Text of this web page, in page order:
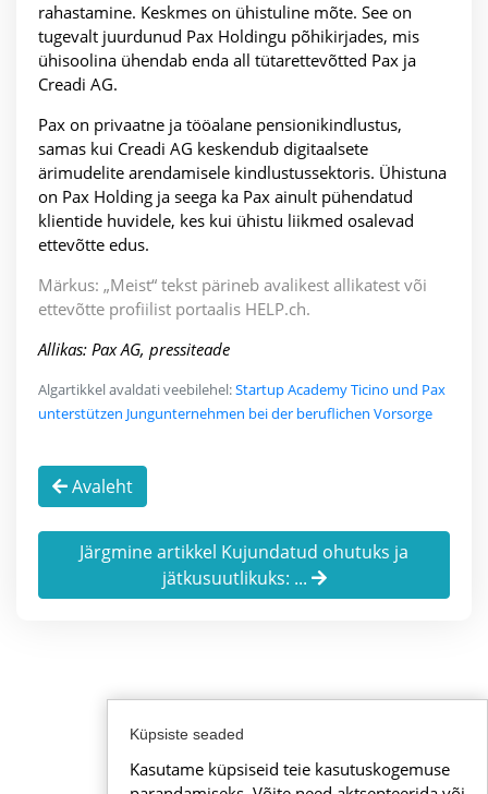
rahastamine. Keskmes on ühistuline mõte. See on
tugevalt juurdunud Pax Holdingu põhikirjades, mis
ühisoolina ühendab enda all tütarettevõtted Pax ja
Creadi AG.
Pax on privaatne ja tööalane pensionikindlustus,
samas kui Creadi AG keskendub digitaalsete
ärimudelite arendamisele kindlustussektoris. Ühistuna
on Pax Holding ja seega ka Pax ainult pühendatud
klientide huvidele, kes kui ühistu liikmed osalevad
ettevõtte edus.
Märkus: „Meist“ tekst pärineb avalikest allikatest või
ettevõtte profiilist portaalis HELP.ch.
Allikas: Pax AG, pressiteade
Algartikkel avaldati veebilehel:Startup Academy Ticino und Pax
unterstützen Jungunternehmen bei der beruflichen Vorsorge
Avaleht
Järgmine artikkel Kujundatud ohutuks ja
jätkusuutlikuks: ...
Küpsiste seaded
Kasutame küpsiseid teie kasutuskogemuse